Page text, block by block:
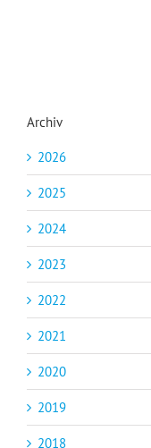
Archiv
2026
2025
2024
2023
2022
2021
2020
2019
2018